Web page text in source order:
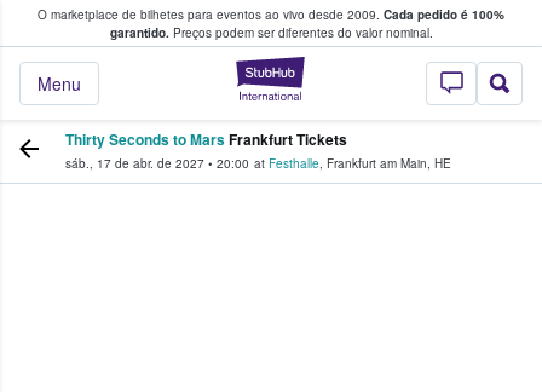
O marketplace de bilhetes para eventos ao vivo desde 2009. Cada pedido é 100%
garantido.Preços podem ser diferentes do valor nominal.
StubHub – onde
Menu
fãs compram e vendem bilhetes
Thirty Seconds to MarsFrankfurt Tickets
sáb., 17 de abr. de 2027 • 20:00 at Festhalle, Frankfurt am Main, HE